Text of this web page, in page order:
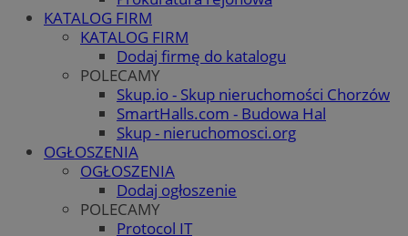
KATALOG FIRM
KATALOG FIRM
Dodaj firmę do katalogu
POLECAMY
Skup.io - Skup nieruchomości Chorzów
SmartHalls.com - Budowa Hal
Skup - nieruchomosci.org
OGŁOSZENIA
OGŁOSZENIA
Dodaj ogłoszenie
POLECAMY
Protocol IT